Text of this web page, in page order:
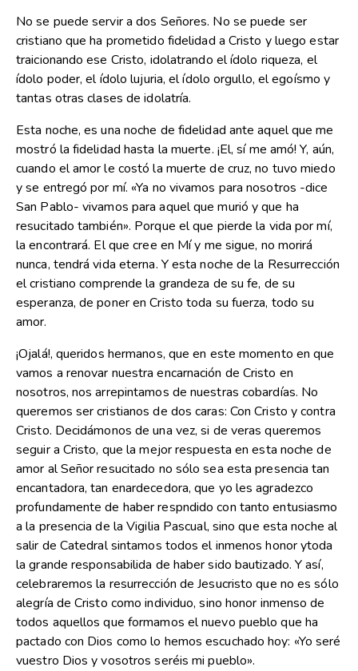
No se puede servir a dos Señores. No se puede ser
cristiano que ha prometido fidelidad a Cristo y luego estar
traicionando ese Cristo, idolatrando el ídolo riqueza, el
ídolo poder, el ídolo lujuria, el ídolo orgullo, el egoísmo y
tantas otras clases de idolatría.
Esta noche, es una noche de fidelidad ante aquel que me
mostró la fidelidad hasta la muerte. ¡El, sí me amó! Y, aún,
cuando el amor le costó la muerte de cruz, no tuvo miedo
y se entregó por mí. «Ya no vivamos para nosotros -dice
San Pablo- vivamos para aquel que murió y que ha
resucitado también». Porque el que pierde la vida por mí,
la encontrará. El que cree en Mí y me sigue, no morirá
nunca, tendrá vida eterna. Y esta noche de la Resurrección
el cristiano comprende la grandeza de su fe, de su
esperanza, de poner en Cristo toda su fuerza, todo su
amor.
¡Ojalá!, queridos hermanos, que en este momento en que
vamos a renovar nuestra encarnación de Cristo en
nosotros, nos arrepintamos de nuestras cobardías. No
queremos ser cristianos de dos caras: Con Cristo y contra
Cristo. Decidámonos de una vez, si de veras queremos
seguir a Cristo, que la mejor respuesta en esta noche de
amor al Señor resucitado no sólo sea esta presencia tan
encantadora, tan enardecedora, que yo les agradezco
profundamente de haber respndido con tanto entusiasmo
a la presencia de la Vigilia Pascual, sino que esta noche al
salir de Catedral sintamos todos el inmenos honor ytoda
la grande responsabilida de haber sido bautizado. Y así,
celebraremos la resurrección de Jesucristo que no es sólo
alegría de Cristo como individuo, sino honor inmenso de
todos aquellos que formamos el nuevo pueblo que ha
pactado con Dios como lo hemos escuchado hoy: «Yo seré
vuestro Dios y vosotros seréis mi pueblo».